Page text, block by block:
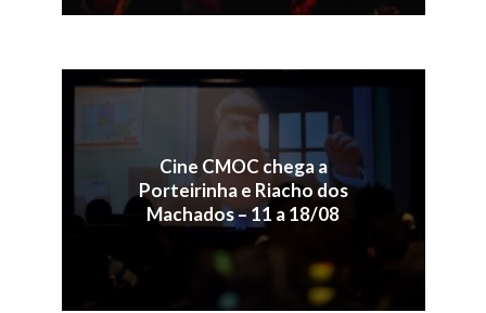
Cine CMOC chega a
Porteirinha e Riacho dos
Machados – 11 a 18/08